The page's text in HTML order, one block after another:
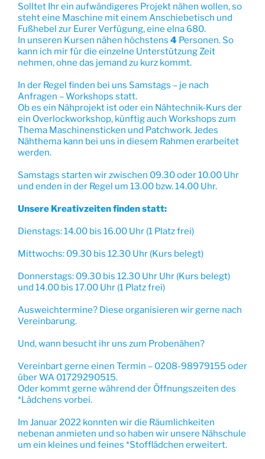
Solltet Ihr ein aufwändigeres Projekt nähen wollen, so
steht eine Maschine mit einem Anschiebetisch und
Fußhebel zur Eurer Verfügung, eine elna 680.
In unseren Kursen nähen höchstens 4 Personen. So
kann ich mir für die einzelne Unterstützung Zeit
nehmen, ohne das jemand zu kurz kommt.
In der Regel finden bei uns Samstags – je nach
Anfragen – Workshops statt.
Ob es ein Nähprojekt ist oder ein Nähtechnik-Kurs der
ein Overlockworkshop, künftig auch Workshops zum
Thema Maschinensticken und Patchwork. Jedes
Nähthema kann bei uns in diesem Rahmen erarbeitet
werden.
Samstags starten wir zwischen 09.30 oder 10.00 Uhr
und enden in der Regel um 13.00 bzw. 14.00 Uhr.
Unsere Kreativzeiten finden statt:
Dienstags: 14.00 bis 16.00 Uhr (1 Platz frei)
Mittwochs: 09.30 bis 12.30 Uhr (Kurs belegt)
Donnerstags: 09.30 bis 12.30 Uhr Uhr (Kurs belegt)
und 14.00 bis 17.00 Uhr (1 Platz frei)
Ausweichtermine? Diese organisieren wir gerne nach
Vereinbarung.
Und, wann besucht ihr uns zum Probenähen?
Vereinbart gerne einen Termin – 0208-98979155 oder
über WA 01729290515.
Oder kommt gerne während der Öffnungszeiten des
*Lädchens vorbei.
Im Januar 2022 konnten wir die Räumlichkeiten
nebenan anmieten und so haben wir unsere Nähschule
um ein kleines und feines *Stofflädchen erweitert.